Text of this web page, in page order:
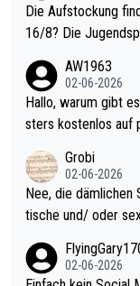
Die Aufstockung
16/8? Die Jugendspiele waren letztes Jahr durchaus sehr kurz
Allerdings ist Mitchell Lawrie als Nummer 1
ziert. Somit ändert
sters erstmal nichts. Ich denke sie wollen damit für
ohl wenig WDF
es Jahr der Fall. Er
den Qualifier und
gas) antun würde,
el hat.
AW1963
02-06-2026
Hallo, warum gibt es keinen Hinweis, dass die Nordic Darts Ma
sters kostenlos auf
Grobi
02-06-2026
Nee, die dämlichen
tische und/ oder
s Leben in den Griff
r war doch neulich
02-06-2026